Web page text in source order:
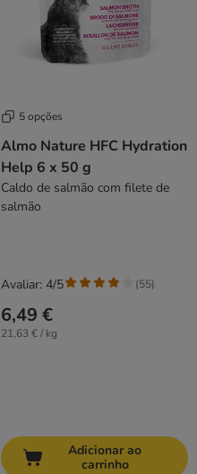
5 opções
Almo Nature HFC Hydration
Help 6 x 50 g
Caldo de salmão com filete de
salmão
6,49 €
21,63 € / kg
Avaliar: 4/5 (55)
Adicionar ao
carrinho